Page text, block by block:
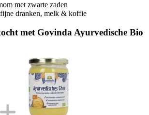
met zwarte zaden
fijne dranken, melk & koffie
met Govinda Ayurvedische Bio